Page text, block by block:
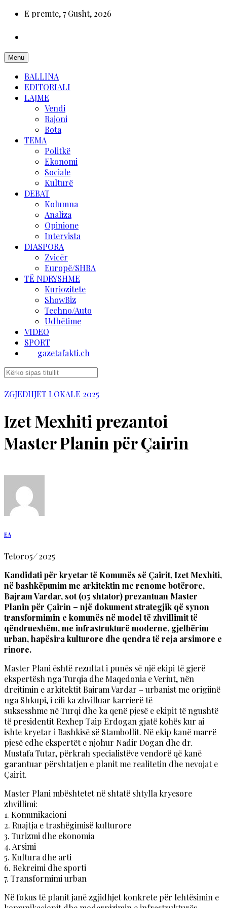
E premte, 7 Gusht, 2026
Menu
BALLINA
EDITORIALI
LAJME
Vendi
Rajoni
Bota
TEMA
Politkë
Ekonomi
Sociale
Kulturë
DEBAT
Kolumna
Analiza
Opinione
Intervista
DIASPORA
Zvicër
Europë/SHBA
TË NDRYSHME
Kuriozitete
ShowBiz
Techno/Auto
Udhëtime
VIDEO
SPORT
gazetafakti.ch
ZGJEDHJET LOKALE 2025
Izet Mexhiti prezantoi
Master Planin për Çairin
EA
Tetor05/2025
Kandidati për kryetar të Komunës së Çairit, Izet Mexhiti,
në bashkëpunim me arkitektin me renome botërore,
Bajram Vardar, sot (05 shtator) prezantuan Master
Planin për Çairin – një dokument strategjik që synon
transformimin e komunës në model të zhvillimit të
qëndrueshëm, me infrastrukturë moderne, gjelbërim
urban, hapësira kulturore dhe qendra të reja arsimore e
rinore.
Master Plani është rezultat i punës së një ekipi të gjerë
ekspertësh nga Turqia dhe Maqedonia e Veriut, nën
drejtimin e arkitektit Bajram Vardar – urbanist me origjinë
nga Shkupi, i cili ka zhvilluar karrierë të
suksesshme në Turqi dhe ka qenë pjesë e ekipit të ngushtë
të presidentit Rexhep Taip Erdogan gjatë kohës kur ai
ishte kryetar i Bashkisë së Stambollit. Në ekip kanë marrë
pjesë edhe ekspertët e njohur Nadir Dogan dhe dr.
Mustafa Tutar, përkrah specialistëve vendorë që kanë
garantuar përshtatjen e planit me realitetin dhe nevojat e
Çairit.
Master Plani mbështetet në shtatë shtylla kryesore
zhvillimi:
1. Komunikacioni
2. Ruajtja e trashëgimisë kulturore
3. Turizmi dhe ekonomia
4. Arsimi
5. Kultura dhe arti
6. Rekreimi dhe sporti
7. Transformimi urban
Në fokus të planit janë zgjidhjet konkrete për lehtësimin e